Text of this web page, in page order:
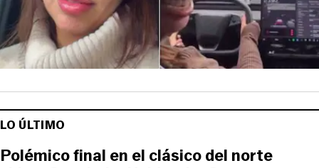
LO ÚLTIMO
Polémico final en el clásico del norte